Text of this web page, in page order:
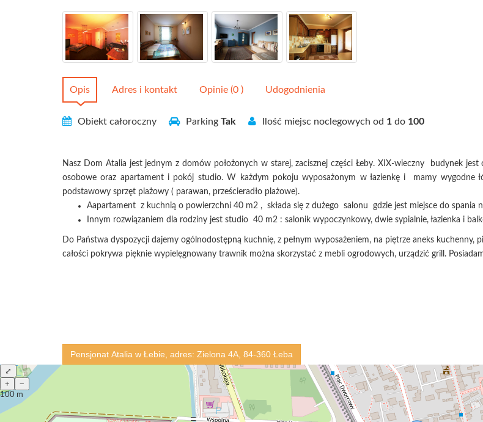
Opis Adres i kontakt Opinie (0 ) Udogodnienia
Obiekt całoroczny Parking Tak Ilość miejsc noclegowych od 1 do 100
Nasz Dom Atalia jest jednym z domów położonych w starej, zacisznej części Łeby. XIX-wieczny budynek
osobowe oraz apartament i pokój studio. W każdym pokoju wyposażonym w łazienkę i mamy
podstawowy sprzęt plażowy ( parawan, prześcieradło plażowe).
Aapartament z kuchnią o powierzchni 40 m2 , składa się z dużego salonu gdzie jest miejsce do spania
Innym rozwiązaniem dla rodziny jest studio 40 m2 : salonik wypoczynkowy, dwie sypialnie, łazienka i
Do Państwa dyspozycji dajemy ogólnodostępną kuchnię, z pełnym wyposażeniem, na piętrze aneks
całości pokrywa pięknie wypielęgnowany trawnik można skorzystać z mebli ogrodowych, urządzić grill.
Pensjonat Atalia w Łebie, adres: Zielona 4A, 84-360 Łeba
⤢
+
−
100 m